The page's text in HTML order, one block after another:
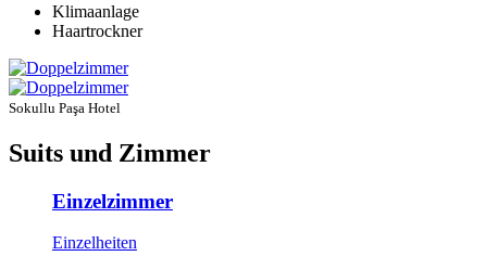
Klimaanlage
Haartrockner
Sokullu Paşa Hotel
Suits und Zimmer
Einzelzimmer
Einzelheiten